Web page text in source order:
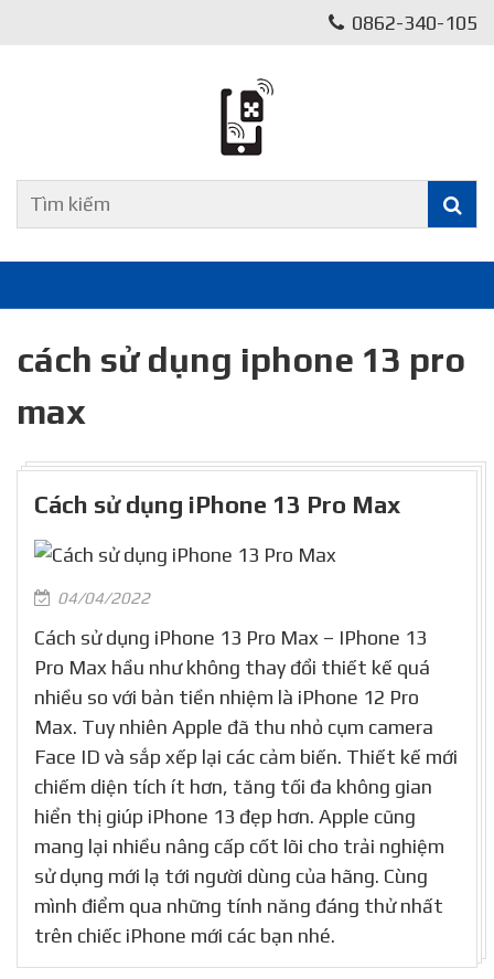
0862-340-105
cách sử dụng iphone 13 pro
max
Cách sử dụng iPhone 13 Pro Max
04/04/2022
Cách sử dụng iPhone 13 Pro Max – IPhone 13
Pro Max hầu như không thay đổi thiết kế quá
nhiều so với bản tiền nhiệm là iPhone 12 Pro
Max. Tuy nhiên Apple đã thu nhỏ cụm camera
Face ID và sắp xếp lại các cảm biến. Thiết kế mới
chiếm diện tích ít hơn, tăng tối đa không gian
hiển thị giúp iPhone 13 đẹp hơn. Apple cũng
mang lại nhiều nâng cấp cốt lõi cho trải nghiệm
sử dụng mới lạ tới người dùng của hãng. Cùng
mình điểm qua những tính năng đáng thử nhất
trên chiếc iPhone mới các bạn nhé.